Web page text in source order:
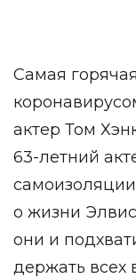
Самая
актер Том
63-летний
о жизни
они и
держать всех